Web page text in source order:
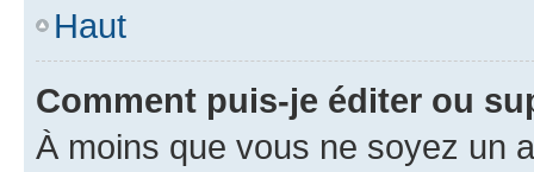
Haut
Comment puis-je éditer ou
À moins que vous ne soyez un